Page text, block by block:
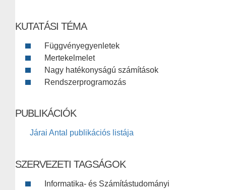
KUTATÁSI TÉMA
Függvényegyenletek
Mertekelmelet
Nagy hatékonyságú számítások
Rendszerprogramozás
PUBLIKÁCIÓK
Járai Antal publikációs listája
SZERVEZETI TAGSÁGOK
Informatika- és Számítástudományi